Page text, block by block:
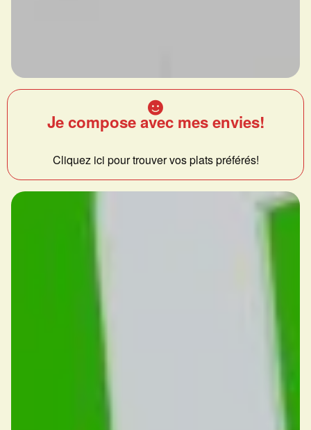
Je compose avec mes envies!
Cliquez ici pour trouver vos plats préférés!